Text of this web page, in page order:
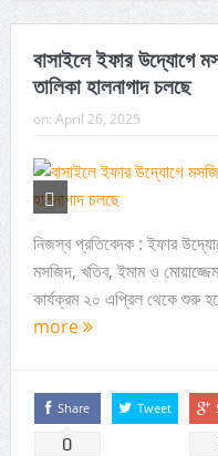
বাসাইলে ইফার উদ্যোগে
তালিকা হালনাগাদ চলছে
on: April 26, 2025
নিজস্ব প্রতিবেদক : ইফার
মসজিদ, খতিব, ইমাম ও
কার্যক্রম ২০ এপ্রিল থেকে শুরু
more
Share
0
Tweet